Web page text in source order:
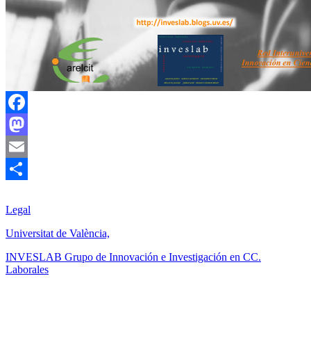
Facebook
Mastodon
Email
Legal
Universitat de València,
INVESLAB Grupo de Innovación e Investigación en CC.
Laborales